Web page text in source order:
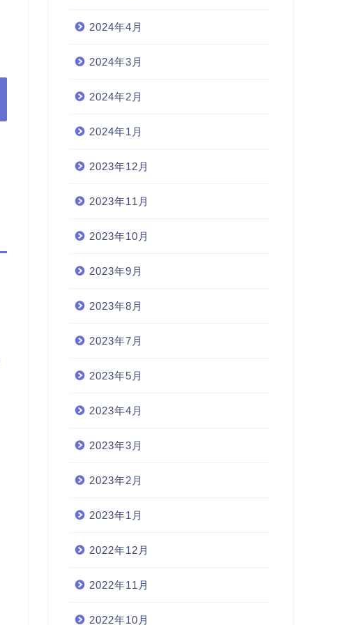
2024年4月
2024年3月
2024年2月
2024年1月
2023年12月
2023年11月
2023年10月
2023年9月
2023年8月
2023年7月
2023年5月
2023年4月
2023年3月
2023年2月
2023年1月
2022年12月
2022年11月
2022年10月